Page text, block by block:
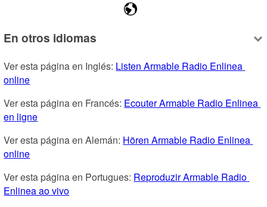
En otros idiomas
Ver esta página en Inglés: Listen Armable Radio Enlinea
online
Ver esta página en Francés: Ecouter Armable Radio Enlinea
en ligne
Ver esta página en Alemán: Hören Armable Radio Enlinea
online
Ver esta página en Portugues: Reproduzir Armable Radio
Enlinea ao vivo